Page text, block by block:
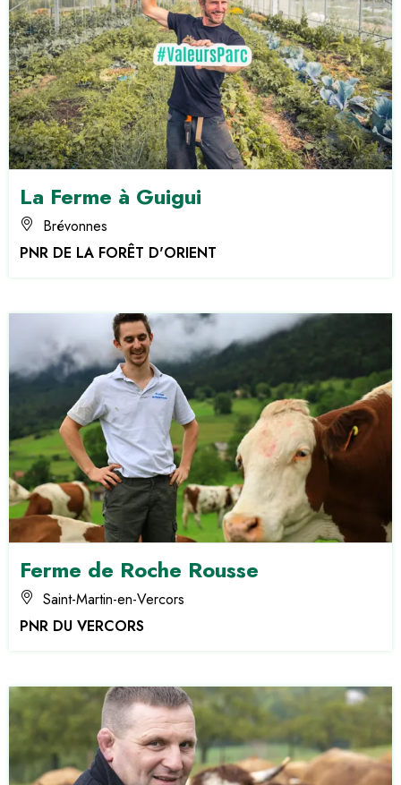
La Ferme à Guigui
Brévonnes
PNR DE LA FORÊT D'ORIENT
Ferme de Roche Rousse
Saint-Martin-en-Vercors
PNR DU VERCORS